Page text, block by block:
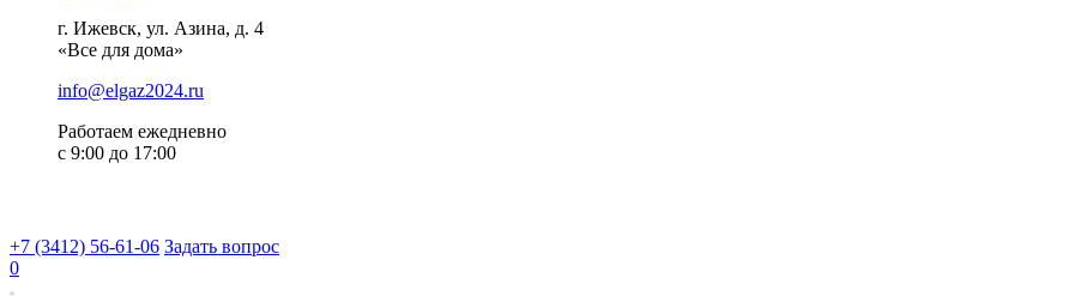
г. Ижевск, ул. Азина, д. 4
«Все для дома»
info@elgaz2024.ru
Работаем eжедневно
с 9:00 до 17:00
+7 (3412) 56-61-06 Задать вопрос
0